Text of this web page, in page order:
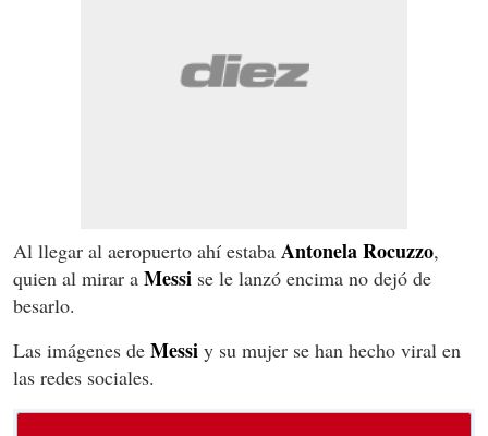
Al llegar al aeropuerto ahí estaba Antonela Rocuzzo,
quien al mirar a Messi se le lanzó encima no dejó de
besarlo.
Las imágenes de Messi y su mujer se han hecho viral en
las redes sociales.